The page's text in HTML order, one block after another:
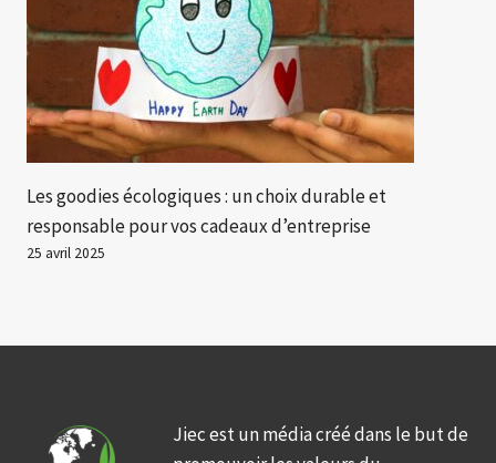
Les goodies écologiques : un choix durable et
responsable pour vos cadeaux d’entreprise
25 avril 2025
Jiec est un média créé dans le but de